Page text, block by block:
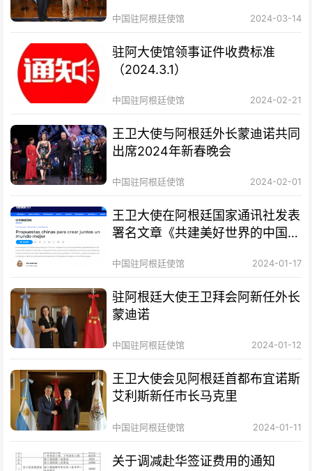
中国驻阿根廷使馆 2024-03-14
驻阿大使馆领事证件收费标准
（2024.3.1）
中国驻阿根廷使馆 2024-02-21
王卫大使与阿根廷外长蒙迪诺共同
出席2024年新春晚会
中国驻阿根廷使馆 2024-02-01
王卫大使在阿根廷国家通讯社发表
署名文章《共建美好世界的中国方
中国驻阿根廷使馆 2024-01-17
驻阿根廷大使王卫拜会阿新任外长
蒙迪诺
中国驻阿根廷使馆 2024-01-12
王卫大使会见阿根廷首都布宜诺斯
艾利斯新任市长马克里
中国驻阿根廷使馆 2024-01-11
关于调减赴华签证费用的通知